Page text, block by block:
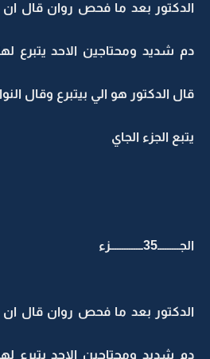
الدكتور بعد ما فحص روان قال
دم شديد ومحتاجين الاحد يتبرع
قال الدكتور هو الي بيتبرع وقال
يتبع الجزء الجاي
الجـــــــــ35ــــــــــــــزء
الدكتور بعد ما فحص روان قال
دم شديد ومحتاجين الاحد يتبرع